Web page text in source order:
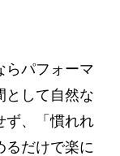
らパフォーマ
として自然な
ず、「慣れれ
るだけで楽に